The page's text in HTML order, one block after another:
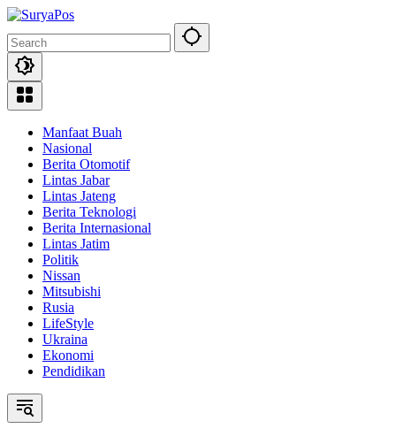
Skip
content
Manfaat Buah
Nasional
Berita Otomotif
Lintas Jabar
Lintas Jateng
Berita Teknologi
Berita Internasional
Lintas Jatim
Politik
Nissan
Mitsubishi
Rusia
LifeStyle
Ukraina
Ekonomi
Pendidikan